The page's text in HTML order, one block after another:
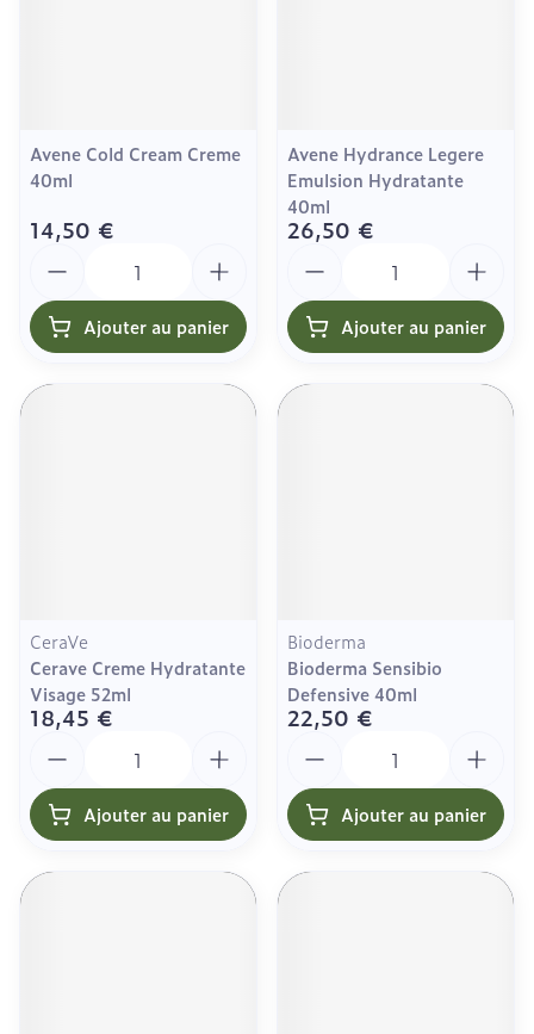
Avene Cold Cream Creme
40ml
14,50 €
Ajouter au panier
Avene Hydrance Legere
Emulsion Hydratante
40ml
26,50 €
Ajouter au panier
CeraVe
Cerave Creme Hydratante
Visage 52ml
18,45 €
Ajouter au panier
Bioderma
Bioderma Sensibio
Defensive 40ml
22,50 €
Ajouter au panier